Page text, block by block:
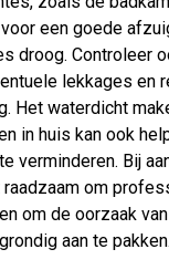
een goede
droog. Controleer
lekkages en
Het waterdicht
in huis kan ook
verminderen. Bij
om
om de oorzaak
aan te pakken.